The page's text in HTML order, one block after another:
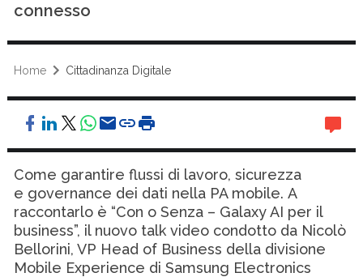
connesso
Home Cittadinanza Digitale
Come garantire flussi di lavoro, sicurezza
e governance dei dati nella PA mobile. A
raccontarlo è “Con o Senza – Galaxy AI per il
business”, il nuovo talk video condotto da Nicolò
Bellorini, VP Head of Business della divisione
Mobile Experience di Samsung Electronics